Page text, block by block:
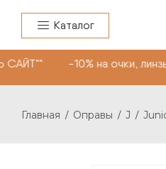
Каталог
-10% на очки,
Главная / Оправы / J /